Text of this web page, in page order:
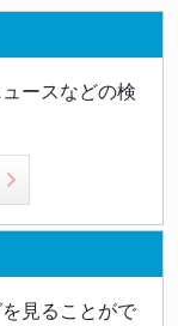
ースなどの検
見ることがで